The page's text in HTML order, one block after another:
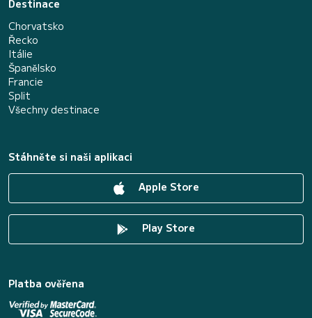
Destinace
Chorvatsko
Řecko
Itálie
Španělsko
Francie
Split
Všechny destinace
Stáhněte si naši aplikaci
Apple Store
Play Store
Platba ověřena